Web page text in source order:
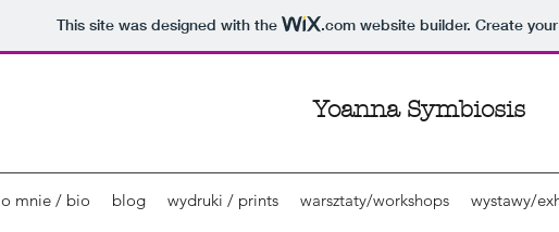
This site was designed with the .comwebsite builder. Create
Yoanna Symbiosis
o mnie / bio blog wydruki / prints warsztaty/workshops wystawy/